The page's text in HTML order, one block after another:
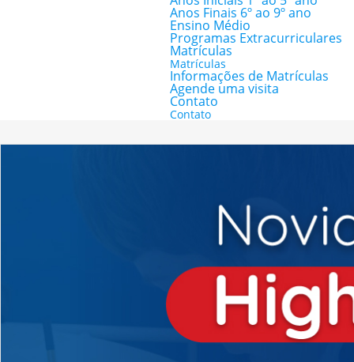
Anos Finais 6º ao 9º ano
Ensino Médio
Programas Extracurriculares
Matrículas
Matrículas
Informações de Matrículas
Agende uma visita
Contato
Contato